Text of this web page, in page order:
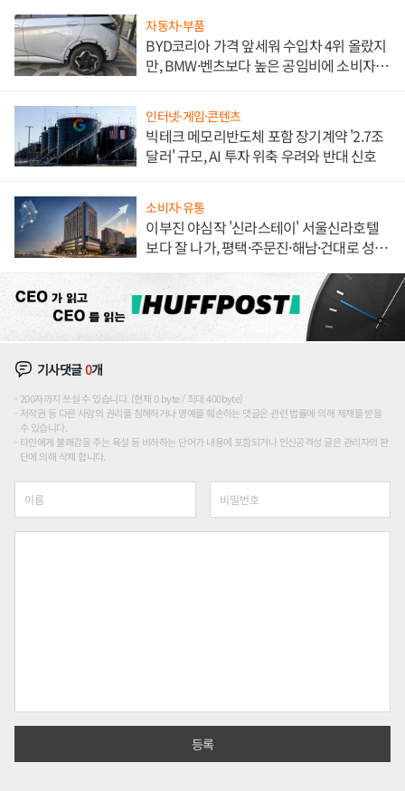
자동차·부품
BYD코리아 가격 앞세워 수입차 4위 올랐지
만, BMW·벤츠보다 높은 공임비에 소비자
인터넷·게임·콘텐츠
빅테크 메모리반도체 포함 장기계약 '2.7조
달러' 규모, AI 투자 위축 우려와 반대 신호
소비자·유통
이부진 야심작 '신라스테이' 서울신라호텔
보다 잘 나가, 평택·주문진·해남·건대로 성
기사댓글0개
200자까지 쓰실 수 있습니다. (현재 0 byte / 최대 400byte)
저작권 등 다른 사람의 권리를 침해하거나 명예를 훼손하는 댓글은 관련 법률에 의해 제재를 받을
수 있습니다.
타인에게 불쾌감을 주는 욕설 등 비하하는 단어가 내용에 포함되거나 인신공격성 글은 관리자의 판
단에 의해 삭제 합니다.